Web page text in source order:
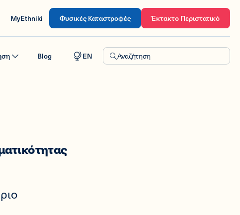
MyEthniki Φυσικές Καταστροφές Έκτακτο Περιστατικό
Blog EN Αναζήτηση